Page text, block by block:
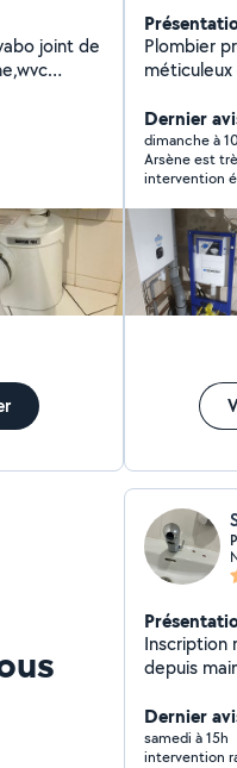
joint de
Plombier
observation VOUS POUVEZ M'APPELER OU
SUR MON
PLUS
vos
demande
chant
profil merci
Dernier
dimanche à
Arsène est
intervention
Inscription récemment
depuis maintenant 15 ans
Dernier
samedi à 15h
intervention